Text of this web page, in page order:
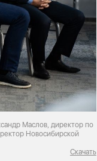
Маслов, директор по
Новосибирской
Скачать